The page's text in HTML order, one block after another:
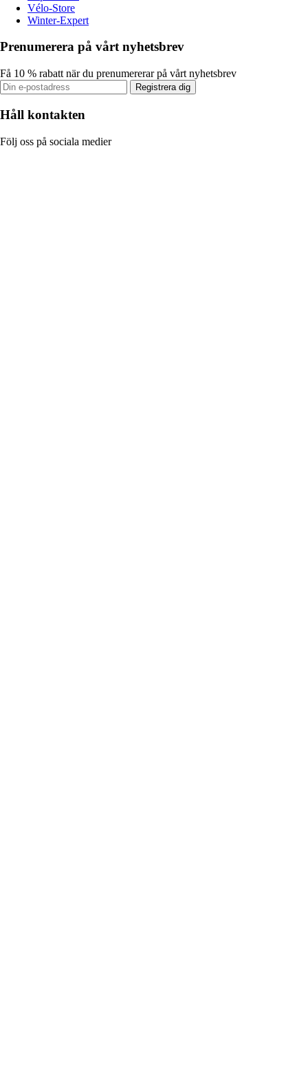
Vélo-Store
Winter-Expert
Prenumerera på vårt nyhetsbrev
Få 10 % rabatt när du prenumererar på vårt nyhetsbrev
Registrera dig
Håll kontakten
Följ oss på sociala medier